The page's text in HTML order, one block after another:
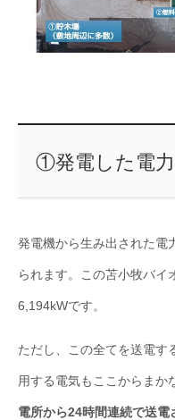
①発電した電
発電機から生み出された電
られます。この苫小牧バイ
6,194kWです。
ただし、この全てを送電す
用する電気もここからまか
電所から24時間連続で送電